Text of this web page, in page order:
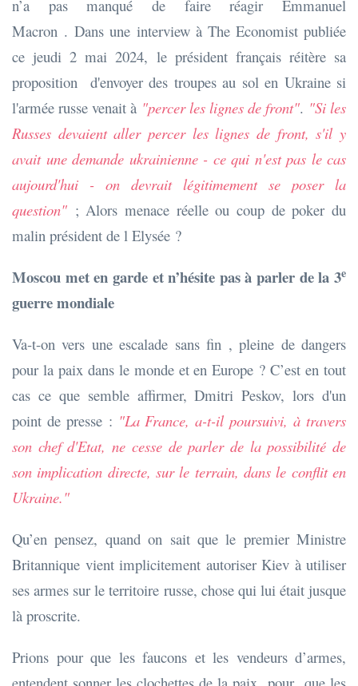
n’a pas manqué de faire réagir Emmanuel
Macron . Dans une interview à The Economist publiée
ce jeudi 2 mai 2024, le président français réitère sa
proposition d'envoyer des troupes au sol en Ukraine si
l'armée russe venait à "percer les lignes de front". "Si les
Russes devaient aller percer les lignes de front, s'il y
avait une demande ukrainienne - ce qui n'est pas le cas
aujourd'hui - on devrait légitimement se poser la
question" ; Alors menace réelle ou coup de poker du
malin président de l Elysée ?
Moscou met en garde et n’hésite pas à parler de la 3e
guerre mondiale
Va-t-on vers une escalade sans fin , pleine de dangers
pour la paix dans le monde et en Europe ? C’est en tout
cas ce que semble affirmer, Dmitri Peskov, lors d'un
point de presse : "La France, a-t-il poursuivi, à travers
son chef d'Etat, ne cesse de parler de la possibilité de
son implication directe, sur le terrain, dans le conflit en
Ukraine."
Qu’en pensez, quand on sait que le premier Ministre
Britannique vient implicitement autoriser Kiev à utiliser
ses armes sur le territoire russe, chose qui lui était jusque
là proscrite.
Prions pour que les faucons et les vendeurs d’armes,